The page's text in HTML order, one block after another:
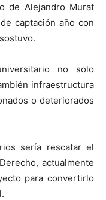
de Alejandro Murat
captación año con
no solo
infraestructura
o deteriorados
sería rescatar el
actualmente
para convertirlo